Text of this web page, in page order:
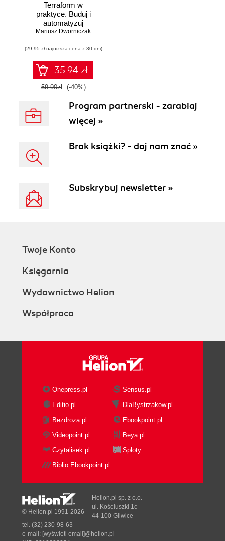
Terraform w
praktyce. Buduj i
automatyzuj
infrastrukturę
zarządzaj nią z
wykorzystaniem
Dockera
Mariusz Dworniczak
(29,95 zł najniższa cena z 30 dni)
35.94 zł
59.90zł (-40%)
Program partnerski - zarabiaj
więcej »
Brak książki? - daj nam znać »
Subskrybuj newsletter »
Twoje Konto
Księgarnia
Wydawnictwo Helion
Współpraca
Onepress.pl
Sensus.pl
Editio.pl
DlaBystrzakow.pl
Bezdroza.pl
Ebookpoint.pl
Videopoint.pl
Beya.pl
Czytalisek.pl
Sploty
Biblio.Ebookpoint.pl
© Helion.pl 1991-2026
Helion.pl sp. z o.o.
ul. Kościuszki 1c
44-100 Gliwice
tel. (32) 230-98-63
e-mail: [wyświetl email]@helion.pl